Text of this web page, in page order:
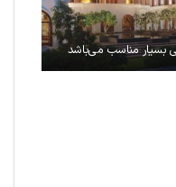
بسیار مناسب می‌باشد